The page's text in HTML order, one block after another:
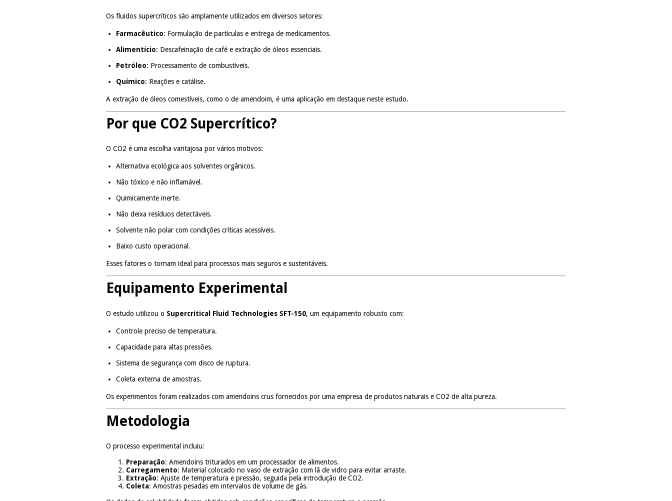
Os fluidos supercríticos são amplamente utilizados em diversos setores:
Farmacêutico: Formulação de partículas e entrega de medicamentos.
Alimentício: Descafeinação de café e extração de óleos essenciais.
Petróleo: Processamento de combustíveis.
Químico: Reações e catálise.
A extração de óleos comestíveis, como o de amendoim, é uma aplicação em destaque neste estudo.
Por que CO2 Supercrítico?
O CO2 é uma escolha vantajosa por vários motivos:
Alternativa ecológica aos solventes orgânicos.
Não tóxico e não inflamável.
Quimicamente inerte.
Não deixa resíduos detectáveis.
Solvente não polar com condições críticas acessíveis.
Baixo custo operacional.
Esses fatores o tornam ideal para processos mais seguros e sustentáveis.
Equipamento Experimental
O estudo utilizou o Supercritical Fluid Technologies SFT-150, um equipamento robusto com:
Controle preciso de temperatura.
Capacidade para altas pressões.
Sistema de segurança com disco de ruptura.
Coleta externa de amostras.
Os experimentos foram realizados com amendoins crus fornecidos por uma empresa de produtos naturais e CO2 de alta pureza.
Metodologia
O processo experimental incluiu:
Preparação: Amendoins triturados em um processador de alimentos.
Carregamento: Material colocado no vaso de extração com lã de vidro para evitar arraste.
Extração: Ajuste de temperatura e pressão, seguida pela introdução de CO2.
Coleta: Amostras pesadas em intervalos de volume de gás.